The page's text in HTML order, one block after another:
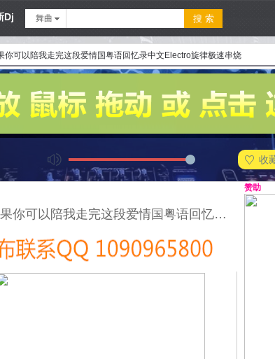
Dj 舞曲
你可以陪我走完这段爱情国粤语回忆录中文Electro旋律极速串烧
收
海口DJ啊伦-如果你可以陪我走完这段爱情国粤语回忆录中文Electro旋律极速串烧
赞助